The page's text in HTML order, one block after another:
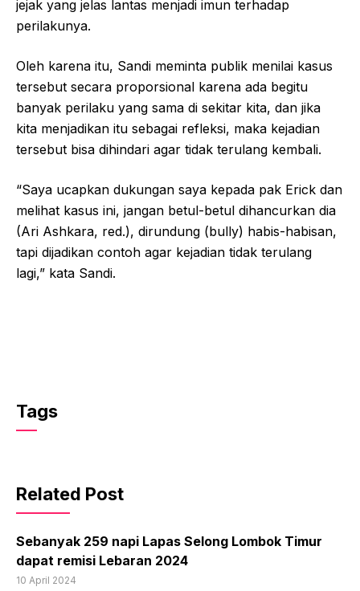
jejak yang jelas lantas menjadi imun terhadap
perilakunya.
Oleh karena itu, Sandi meminta publik menilai kasus
tersebut secara proporsional karena ada begitu
banyak perilaku yang sama di sekitar kita, dan jika
kita menjadikan itu sebagai refleksi, maka kejadian
tersebut bisa dihindari agar tidak terulang kembali.
“Saya ucapkan dukungan saya kepada pak Erick dan
melihat kasus ini, jangan betul-betul dihancurkan dia
(Ari Ashkara, red.), dirundung (bully) habis-habisan,
tapi dijadikan contoh agar kejadian tidak terulang
lagi,” kata Sandi.
Tags
Related Post
Sebanyak 259 napi Lapas Selong Lombok Timur
dapat remisi Lebaran 2024
10 April 2024